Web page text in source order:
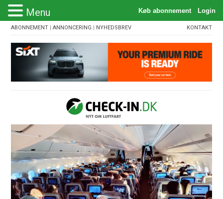
ABONNEMENT |ANNONCERING | NYHEDSBREV KONTAKT
Menu